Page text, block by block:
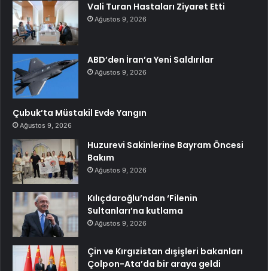
Vali Turan Hastaları Ziyaret Etti
Ağustos 9, 2026
ABD’den İran’a Yeni Saldırılar
Ağustos 9, 2026
Çubuk’ta Müstakil Evde Yangın
Ağustos 9, 2026
Huzurevi Sakinlerine Bayram Öncesi
Bakım
Ağustos 9, 2026
Kılıçdaroğlu’ndan ‘Filenin
Sultanları’na kutlama
Ağustos 9, 2026
Çin ve Kırgızistan dışişleri bakanları
Çolpon-Ata’da bir araya geldi